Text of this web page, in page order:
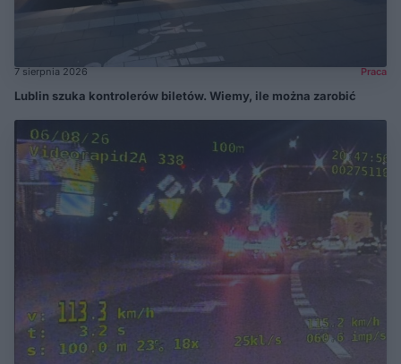
7 sierpnia 2026 Praca
Lublin szuka kontrolerów biletów. Wiemy, ile można zarobić